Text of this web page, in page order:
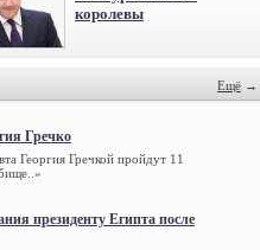
королевы
Ещё →
Гречко
Георгия Гречкой пройдут 11
президенту Египта после